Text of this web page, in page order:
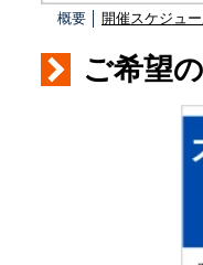
概要 │ 開催スケジュ
ご希望